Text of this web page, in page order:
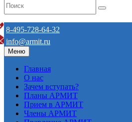
8-495-728-64-32
info@armit.ru
Меню
Главная
О нас
Зачем вступать?
Планы АРМИТ
Прием в АРМИТ
Члены АРМИТ